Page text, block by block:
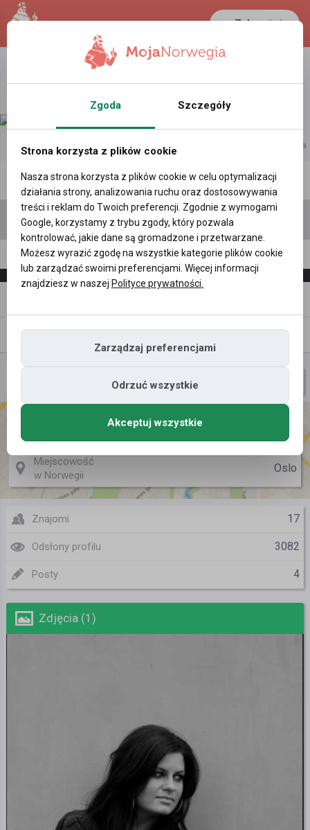
Zaloguj się
LANCASTER
25.1 °C 0.3899 PLN
reklama
Polecane profile Filtr wyszukiwań
*Lena* SAMBORSKA, (45 l.)
Nazwa użytkownika
w Polsce
Miejscowość
w Norwegii
Oslo
Znajomi 17
Odsłony profilu 3082
Posty 4
Zdjęcia (1)
Zgoda Szczegóły
Strona korzysta z plików cookie
Nasza strona korzysta z plików cookie w celu optymalizacji
działania strony, analizowania ruchu oraz dostosowywania
treści i reklam do Twoich preferencji. Zgodnie z wymogami
Google, korzystamy z trybu zgody, który pozwala
kontrolować, jakie dane są gromadzone i przetwarzane.
Możesz wyrazić zgodę na wszystkie kategorie plików cookie
lub zarządzać swoimi preferencjami. Więcej informacji
znajdziesz w naszej Polityce prywatności.
Zarządzaj preferencjami
Odrzuć wszystkie
Akceptuj wszystkie